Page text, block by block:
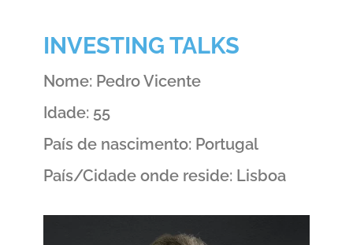
INVESTING TALKS
Nome: Pedro Vicente
Idade: 55
País de nascimento: Portugal
País/Cidade onde reside: Lisboa